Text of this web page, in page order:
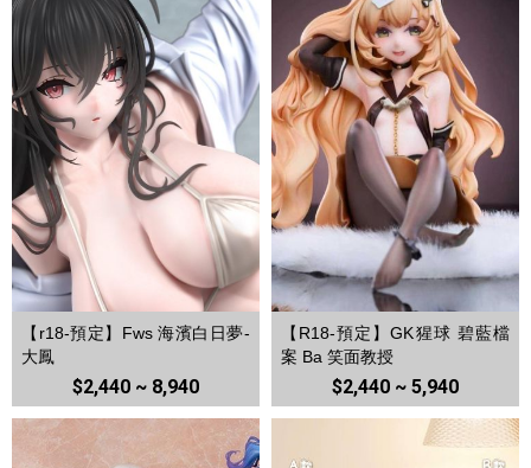
【r18-預定】Fws 海濱白日夢-
大鳳
$2,440 ~ 8,940
【R18-預定】GK猩球 碧藍檔
案 Ba 笑面教授
$2,440 ~ 5,940